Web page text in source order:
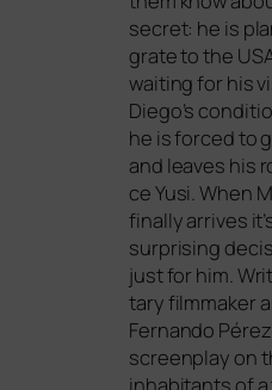
secret: he is
gra­te to the
wai­ting for his
Diego’s
he is forced to
and lea­ves his
ce Yusi. When
final­ly arri­ves
sur­pri­sing
just for him.
ta­ry film­ma­ker
Fernando
screen­play on
inha­bi­tants of